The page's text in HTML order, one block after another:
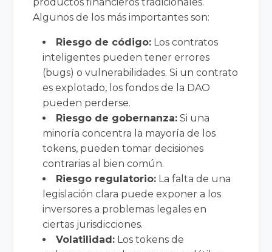
Algunos de los más importantes son:
Riesgo de código: Los contratos
inteligentes pueden tener errores
(bugs) o vulnerabilidades. Si un contrato
es explotado, los fondos de la DAO
pueden perderse.
Riesgo de gobernanza: Si una
minoría concentra la mayoría de los
tokens, pueden tomar decisiones
contrarias al bien común.
Riesgo regulatorio: La falta de una
legislación clara puede exponer a los
inversores a problemas legales en
ciertas jurisdicciones.
Volatilidad: Los tokens de